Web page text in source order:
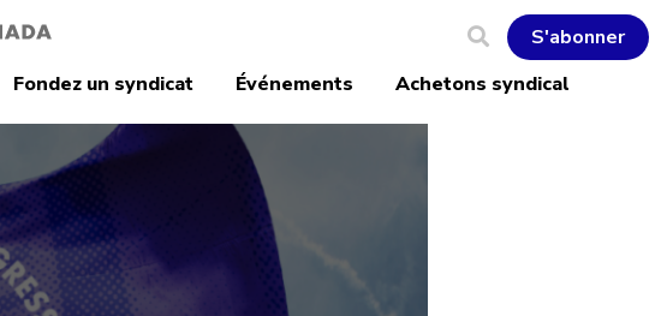
S'abonner
Fondez un syndicat Événements Achetons syndical